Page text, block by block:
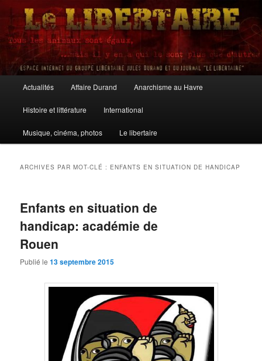
Aller
contenu
principal
Aller
contenu
secondaire
Le Libertaire
principal
Actualités Affaire Durand Anarchisme au Havre
Histoire et littérature International
Musique, cinéma, photos Le libertaire
ARCHIVES PAR MOT-CLÉ : ENFANTS EN SITUATION DE HANDICAP
Enfants en situation de
handicap: académie de
Rouen
Publié le13 septembre 2015